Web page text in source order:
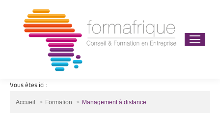
Vous êtes ici :
Vous êtes ici :
Accueil Formation Management à distance